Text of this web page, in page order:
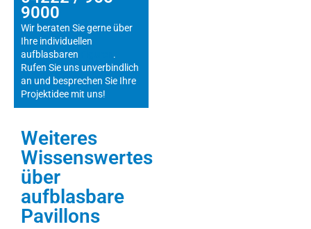
9000
Wir beraten Sie gerne über
Ihre individuellen
aufblasbaren
.
Rufen Sie uns unverbindlich
an und besprechen Sie Ihre
Projektidee mit uns!
Weiteres
Wissenswertes
über
aufblasbare
Pavillons